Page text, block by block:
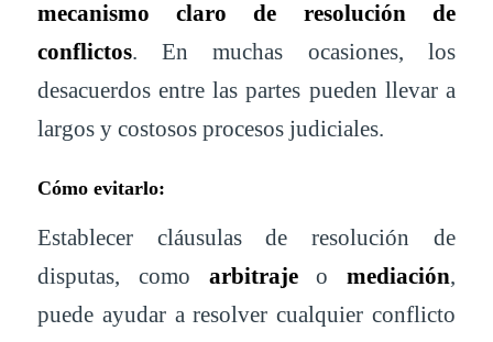
mecanismo claro de resolución de
conflictos. En muchas ocasiones, los
desacuerdos entre las partes pueden llevar a
largos y costosos procesos judiciales.
Cómo evitarlo:
Establecer cláusulas de resolución de
disputas, como arbitrajeomediación,
puede ayudar a resolver cualquier conflicto